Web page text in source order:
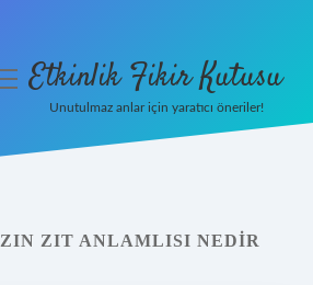
Etkinlik Fikir Kutusu
Unutulmaz anlar için yaratıcı öneriler!
ZIT ANLAMLISI NEDIR